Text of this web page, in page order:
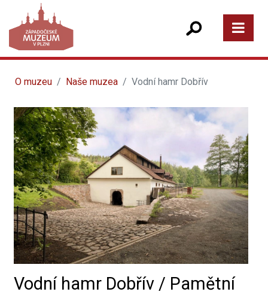
O muzeu Naše muzea Vodní hamr Dobřív
Vodní hamr Dobřív / Pamětní